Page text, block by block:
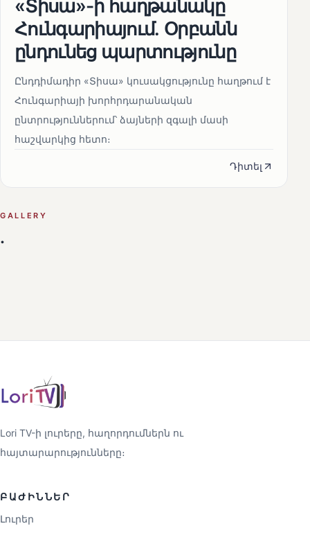
«Տիսա»-ի հաղթանակը
Հունգարիայում․ Օրբանն
ընդունեց պարտությունը
Ընդդիմադիր «Տիսա» կուսակցությունը հաղթում է
Հունգարիայի խորհրդարանական
ընտրություններում՝ ձայների զգալի մասի
հաշվարկից հետո։
Դիտել
GALLERY
.
Lori TV-ի լուրերը, հաղորդումներն ու
հայտարարությունները։
ԲԱԺԻՆՆԵՐ
Լուրեր